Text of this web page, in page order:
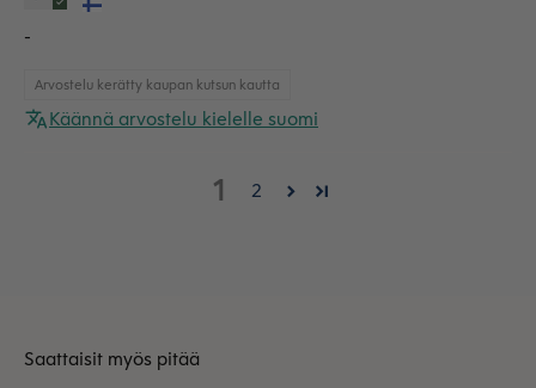
-
Arvostelu kerätty kaupan kutsun kautta
Käännä arvostelu kielelle suomi
1 2